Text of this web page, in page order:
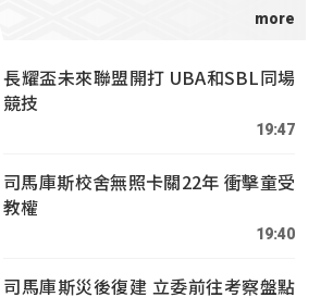
長耀盃未來聯盟開打 UBA和SBL同場
競技
19:47
司馬庫斯校舍無照卡關22年 衝擊童受
教權
19:40
司馬庫斯災後復建 立委前往考察盤點